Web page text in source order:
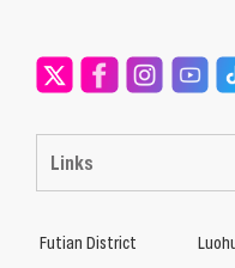
Links
Futian District